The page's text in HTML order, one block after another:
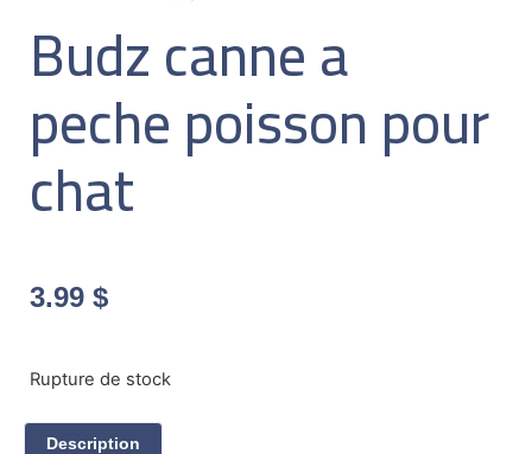
Budz canne a
peche poisson pour
chat
3.99 $
Rupture de stock
Description